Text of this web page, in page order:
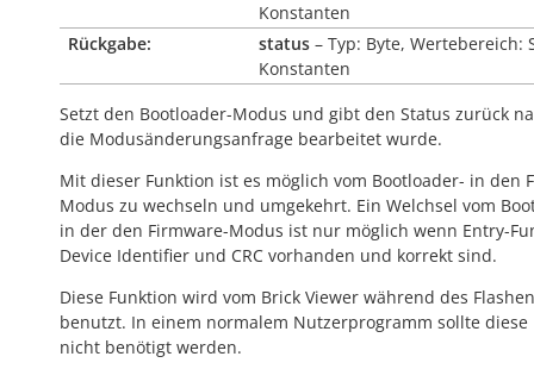
Konstanten
Rückgabe:
status – Typ: Byte, Wertebereich:
Konstanten
Setzt den Bootloader-Modus und gibt den Status zurück
die Modusänderungsanfrage bearbeitet wurde.
Mit dieser Funktion ist es möglich vom Bootloader- in den
Modus zu wechseln und umgekehrt. Ein Welchsel vom
in der den Firmware-Modus ist nur möglich wenn Entry-
Device Identifier und CRC vorhanden und korrekt sind.
Diese Funktion wird vom Brick Viewer während des
benutzt. In einem normalem Nutzerprogramm sollte diese
nicht benötigt werden.